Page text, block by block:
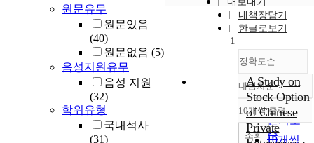
원문유무
원문있음
(40)
원문없음 (5)
음성지원유무
음성 지원
(32)
학위유형
국내석사
(31)
내책장담기
한글로보기
정확도순
정확도
순
인기도
순
내림차순
내림차순
10개씩 출력
10개씩
조회
1
A Study on
Stock Option
of Chinese
Private